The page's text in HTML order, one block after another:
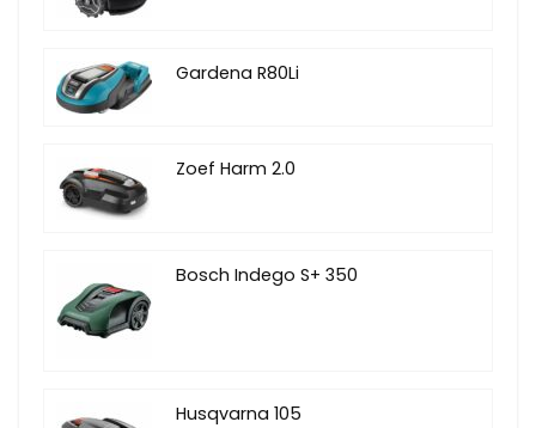
Gardena R80Li
Zoef Harm 2.0
Bosch Indego S+ 350
Husqvarna 105